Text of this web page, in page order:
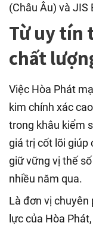
(Châu Âu) và JIS
Từ uy tín
chất
Việc Hòa Phát
kim chính xác
trong khâu kiểm
giá trị cốt lõi giúp
giữ vững vị thế
nhiều năm qua.
Là đơn vị chuyên
lực của Hòa